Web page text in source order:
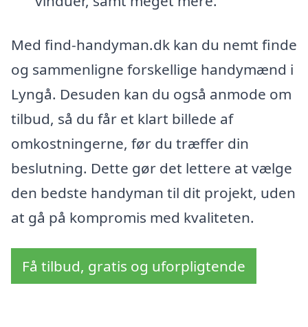
Med find-handyman.dk kan du nemt finde
og sammenligne forskellige handymænd i
Lyngå. Desuden kan du også anmode om
tilbud, så du får et klart billede af
omkostningerne, før du træffer din
beslutning. Dette gør det lettere at vælge
den bedste handyman til dit projekt, uden
at gå på kompromis med kvaliteten.
Få tilbud, gratis og uforpligtende